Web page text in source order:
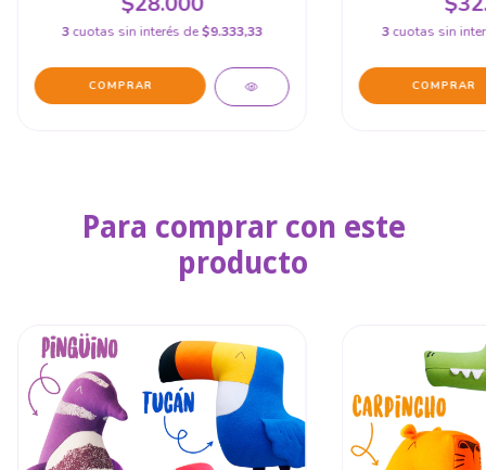
3cuotas sin interés de$9.333,33 3cuotas sin
Para comprar con este
producto